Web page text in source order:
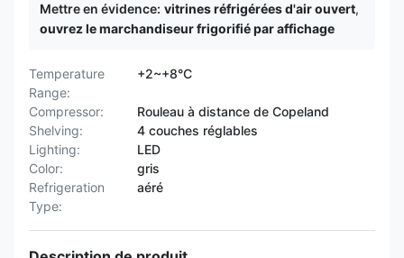
Mettre en évidence: vitrines réfrigérées d'air ouvert,
ouvrez le marchandiseur frigorifié par affichage
Temperature
Range:
+2~+8°C
Compressor:
Rouleau à distance de Copeland
Shelving:
4 couches réglables
Lighting:
LED
Color:
gris
Refrigeration
Type:
aéré